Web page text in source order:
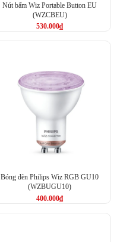
Nút bấm Wiz Portable Button EU
(WZCBEU)
530.000₫
Bóng đèn Philips Wiz RGB GU10
(WZBUGU10)
400.000₫